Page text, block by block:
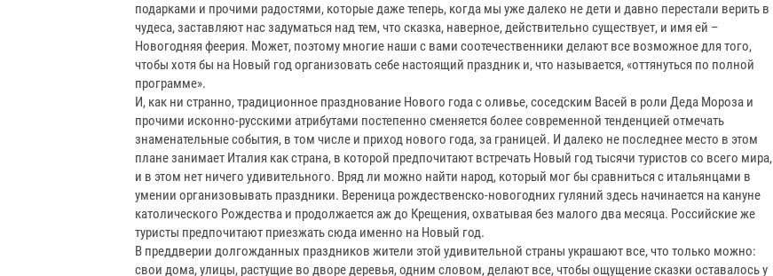
подарками и прочими радостями, которые даже теперь, когда мы уже далеко не дети и давно перестали верить в
чудеса, заставляют нас задуматься над тем, что сказка, наверное, действительно существует, и имя ей –
Новогодняя феерия. Может, поэтому многие наши с вами соотечественники делают все возможное для того,
чтобы хотя бы на Новый год организовать себе настоящий праздник и, что называется, «оттянуться по полной
программе».
И, как ни странно, традиционное празднование Нового года с оливье, соседским Васей в роли Деда Мороза и
прочими исконно-русскими атрибутами постепенно сменяется более современной тенденцией отмечать
знаменательные события, в том числе и приход нового года, за границей. И далеко не последнее место в этом
плане занимает Италия как страна, в которой предпочитают встречать Новый год тысячи туристов со всего мира,
и в этом нет ничего удивительного. Вряд ли можно найти народ, который мог бы сравниться с итальянцами в
умении организовывать праздники. Вереница рождественско-новогодних гуляний здесь начинается на кануне
католического Рождества и продолжается аж до Крещения, охватывая без малого два месяца. Российские же
туристы предпочитают приезжать сюда именно на Новый год.
В преддверии долгожданных праздников жители этой удивительной страны украшают все, что только можно:
свои дома, улицы, растущие во дворе деревья, одним словом, делают все, чтобы ощущение сказки оставалось у